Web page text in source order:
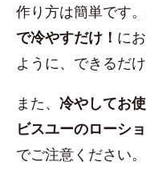
作り方は簡単です。
で冷やすだけ！ に
ように、できるだ
また、 冷やしてお
ビスユーのローシ
でご注意ください。